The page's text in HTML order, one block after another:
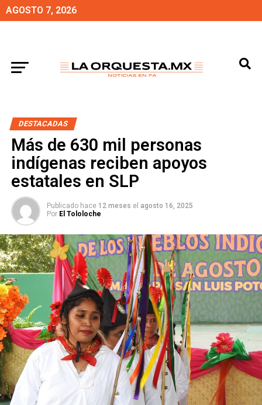
AGOSTO 7, 2026
DESTACADAS
Más de 630 mil personas
indígenas reciben apoyos
estatales en SLP
Publicado hace 12 meses el agosto 16, 2025
Por El Tololoche